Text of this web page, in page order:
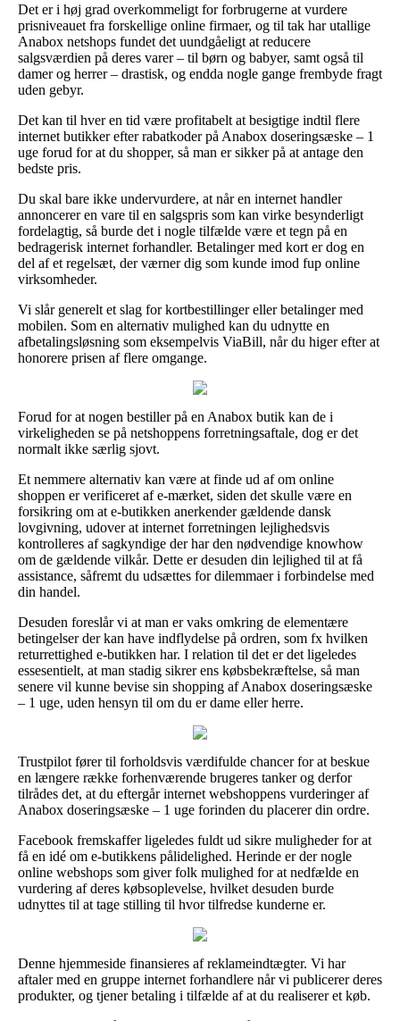
Det er i høj grad overkommeligt for forbrugerne at vurdere
prisniveauet fra forskellige online firmaer, og til tak har utallige
Anabox netshops fundet det uundgåeligt at reducere
salgsværdien på deres varer – til børn og babyer, samt også til
damer og herrer – drastisk, og endda nogle gange frembyde fragt
uden gebyr.
Det kan til hver en tid være profitabelt at besigtige indtil flere
internet butikker efter rabatkoder på Anabox doseringsæske – 1
uge forud for at du shopper, så man er sikker på at antage den
bedste pris.
Du skal bare ikke undervurdere, at når en internet handler
annoncerer en vare til en salgspris som kan virke besynderligt
fordelagtig, så burde det i nogle tilfælde være et tegn på en
bedragerisk internet forhandler. Betalinger med kort er dog en
del af et regelsæt, der værner dig som kunde imod fup online
virksomheder.
Vi slår generelt et slag for kortbestillinger eller betalinger med
mobilen. Som en alternativ mulighed kan du udnytte en
afbetalingsløsning som eksempelvis ViaBill, når du higer efter at
honorere prisen af flere omgange.
Forud for at nogen bestiller på en Anabox butik kan de i
virkeligheden se på netshoppens forretningsaftale, dog er det
normalt ikke særlig sjovt.
Et nemmere alternativ kan være at finde ud af om online
shoppen er verificeret af e-mærket, siden det skulle være en
forsikring om at e-butikken anerkender gældende dansk
lovgivning, udover at internet forretningen lejlighedsvis
kontrolleres af sagkyndige der har den nødvendige knowhow
om de gældende vilkår. Dette er desuden din lejlighed til at få
assistance, såfremt du udsættes for dilemmaer i forbindelse med
din handel.
Desuden foreslår vi at man er vaks omkring de elementære
betingelser der kan have indflydelse på ordren, som fx hvilken
returrettighed e-butikken har. I relation til det er det ligeledes
essesentielt, at man stadig sikrer ens købsbekræftelse, så man
senere vil kunne bevise sin shopping af Anabox doseringsæske
– 1 uge, uden hensyn til om du er dame eller herre.
Trustpilot fører til forholdsvis værdifulde chancer for at beskue
en længere række forhenværende brugeres tanker og derfor
tilrådes det, at du eftergår internet webshoppens vurderinger af
Anabox doseringsæske – 1 uge forinden du placerer din ordre.
Facebook fremskaffer ligeledes fuldt ud sikre muligheder for at
få en idé om e-butikkens pålidelighed. Herinde er der nogle
online webshops som giver folk mulighed for at nedfælde en
vurdering af deres købsoplevelse, hvilket desuden burde
udnyttes til at tage stilling til hvor tilfredse kunderne er.
Denne hjemmeside finansieres af reklameindtægter. Vi har
aftaler med en gruppe internet forhandlere når vi publicerer deres
produkter, og tjener betaling i tilfælde af at du realiserer et køb.